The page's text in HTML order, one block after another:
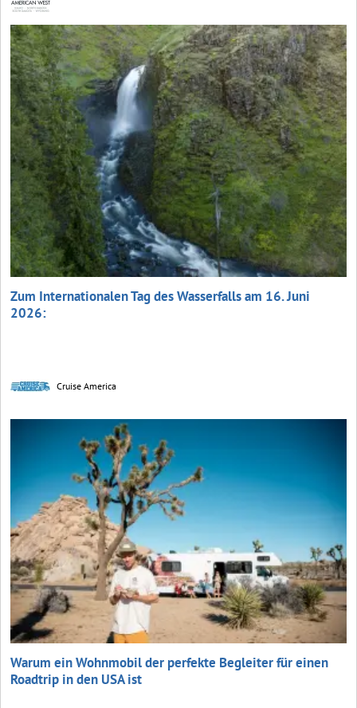
Zum Internationalen Tag des Wasserfalls am 16. Juni
2026:
Cruise America
Warum ein Wohnmobil der perfekte Begleiter für einen
Roadtrip in den USA ist